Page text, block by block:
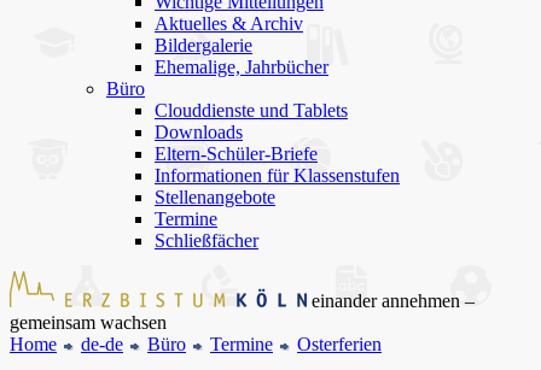
Aktuelles & Archiv
Bildergalerie
Ehemalige, Jahrbücher
Büro
Clouddienste und Tablets
Downloads
Eltern-Schüler-Briefe
Informationen für Klassenstufen
Stellenangebote
Termine
Schließfächer
einander annehmen –
gemeinsam wachsen
Home
de-de Büro Termine Osterferien